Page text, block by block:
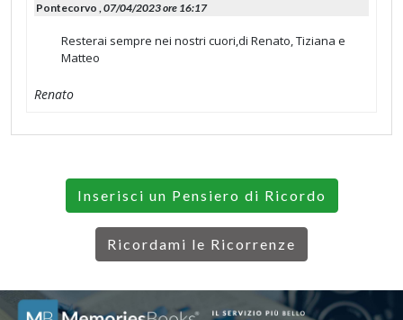
Pontecorvo ,07/04/2023 ore 16:17
Resterai sempre nei nostri cuori,di Renato, Tiziana e
Matteo
Renato
Inserisci un Pensiero di Ricordo
Ricordami le Ricorrenze